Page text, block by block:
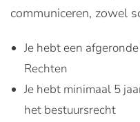
communiceren, zowel
Je hebt een
Rechten
Je hebt minimaal 5
het bestuursrecht